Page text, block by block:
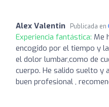
Alex Valentin Publicada en
Experiencia fantástica: Me
encogido por el tiempo y
el dolor lumbar,como de
cuerpo. He salido suelto y
buen profesional ,